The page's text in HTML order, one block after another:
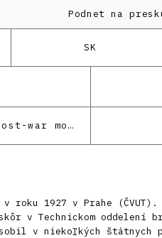
Podnet na
SK
Architecture of the post-war modernism
roku 1927 v Prahe
v Technickom oddelení
v niekoľkých